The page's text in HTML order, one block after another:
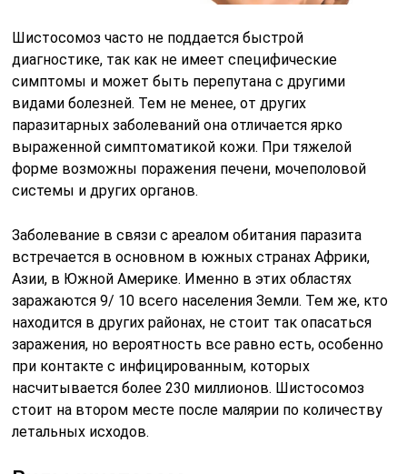
Шистосомоз часто не поддается быстрой
диагностике, так как не имеет специфические
симптомы и может быть перепутана с другими
видами болезней. Тем не менее, от других
паразитарных заболеваний она отличается ярко
выраженной симптоматикой кожи. При тяжелой
форме возможны поражения печени, мочеполовой
системы и других органов.
Заболевание в связи с ареалом обитания паразита
встречается в основном в южных странах Африки,
Азии, в Южной Америке. Именно в этих областях
заражаются 9/ 10 всего населения Земли. Тем же, кто
находится в других районах, не стоит так опасаться
заражения, но вероятность все равно есть, особенно
при контакте с инфицированным, которых
насчитывается более 230 миллионов. Шистосомоз
стоит на втором месте после малярии по количеству
летальных исходов.